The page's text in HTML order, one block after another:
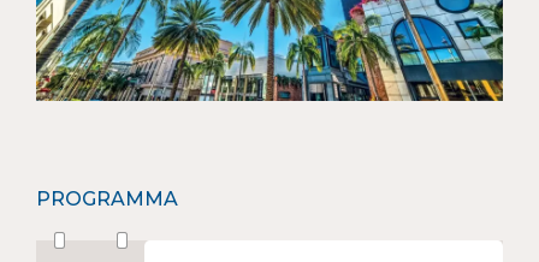
PROGRAMMA